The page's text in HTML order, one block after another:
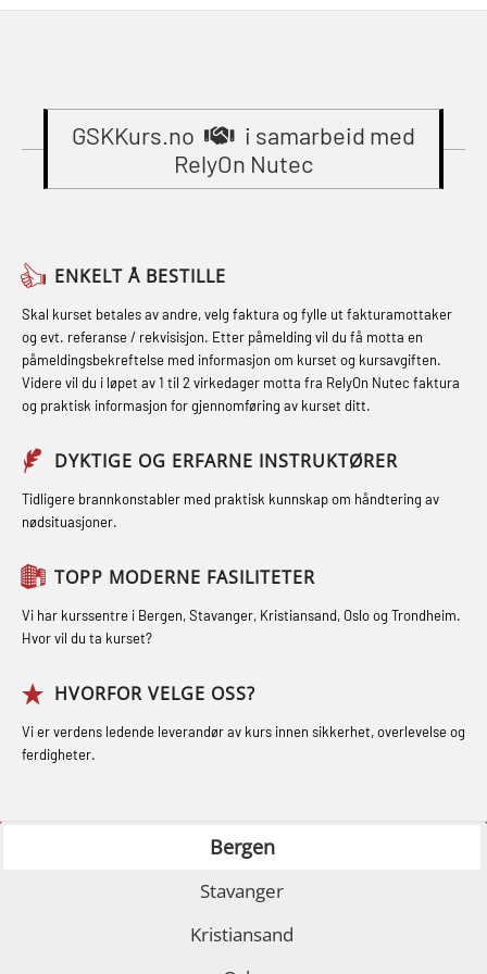
Beredskapsledelse – repetisjon
Breathing System (CA-EBS) Initial
Deployment (OBS119)
Compressed Air Emergency
Fallsikring (FAR108)
Førstehjelp – repetisjon (OFA102)
Førstehjelp grunnkurs (OFABLE101)
GOC sertifikat grunnleggende
(GMDSS) (MRC101)
GOC sertifikat repetisjon (GMDSS)
(MRC102)
GSK Sikkerhetskurs offshore for
oljearbeidere (OBS1055)
GWO: BST – Offshore (Blended with
(RBSBLE018)
learning practical) (RBSBLE001)
GWO: BST – Onshore (Blended: e-
learning practical) (RBSBLE002)
GWO: BST Refresher – Offshore
sikkerhetskurs for offiserer
(MBSBLE024)
STCW Oppdatering videregående
(MBSBLE021)
STCW kombi oppdatering offiserer
og med.behandling (MBS134)
STCW Kombi Oppdatering Offiserer
og Medisinsk Behandling med
Webinar (MBS1341)
STCW Oppdatering for offiserer 24 t
(MBS114)
STCW Medisinsk førstehjelp (MFA1081)
STCW Medisinsk førstehjelp
oppdatering (MBSBLE025)
STCW Oppdatering Medisinsk
Påbygging fra Offshore Norge til
for sjøfolk (MBS325)
Fallsikring (FAR108)
GOC sertifikat grunnleggende
(GMDSS) (MRC101)
learning practical) (RBSBLE002)
Grunnkurs Industrivern (LSC115)
Grunnkurs Røykdykking Industrivern
inkl. brannslukning (FSC121)
Hjertestarter brukerkurs (OFA107)
Røykdykking industrivern –
repetisjon (LFI105)
Sikkerhetskurs for ansatte på
oppdrettsanlegg (LBS100)
Ulykkesgransking – Webinar (LSP103)
(LFI100)
GSKKurs.no
i samarbeid med
RelyOn Nutec
ENKELT Å BESTILLE
Skal kurset betales av andre, velg faktura og fylle ut fakturamottaker
og evt. referanse / rekvisisjon. Etter påmelding vil du få motta en
påmeldingsbekreftelse med informasjon om kurset og kursavgiften.
Videre vil du i løpet av 1 til 2 virkedager motta fra RelyOn Nutec faktura
og praktisk informasjon for gjennomføring av kurset ditt.
DYKTIGE OG ERFARNE INSTRUKTØRER
Tidligere brannkonstabler med praktisk kunnskap om håndtering av
nødsituasjoner.
TOPP MODERNE FASILITETER
Vi har kurssentre i Bergen, Stavanger, Kristiansand, Oslo og Trondheim.
Hvor vil du ta kurset?
HVORFOR VELGE OSS?
Vi er verdens ledende leverandør av kurs innen sikkerhet, overlevelse og
ferdigheter.
Bergen
Stavanger
Kristiansand